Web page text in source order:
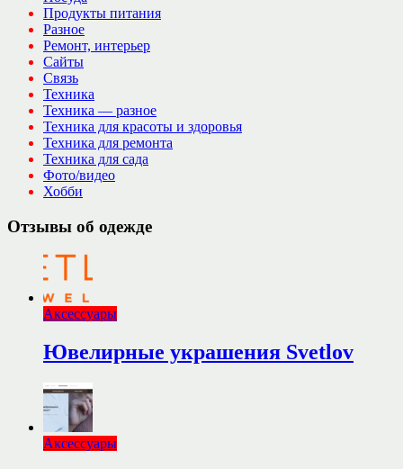
Продукты питания
Разное
Ремонт, интерьер
Сайты
Связь
Техника
Техника — разное
Техника для красоты и здоровья
Техника для ремонта
Техника для сада
Фото/видео
Хобби
Отзывы об одежде
Аксессуары
Ювелирные украшения Svetlov
Аксессуары